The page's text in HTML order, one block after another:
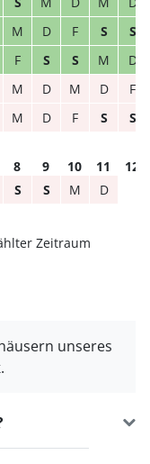
M D F S
S
F S S M
D
M D M D
F
M D F S S
8 9 10 11
12
S S M D
Zeitraum
unseres
.